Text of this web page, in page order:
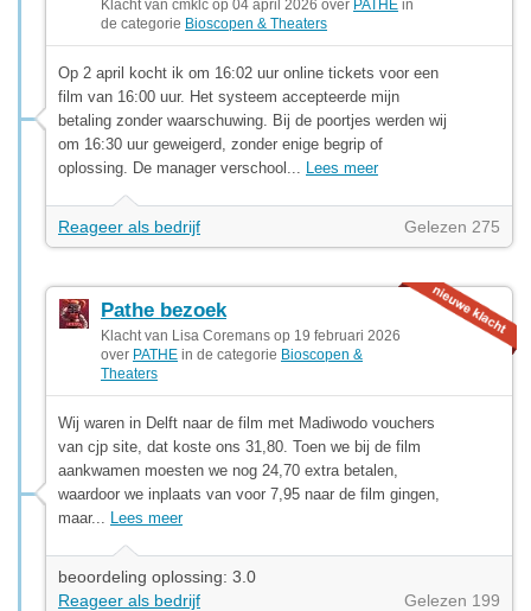
Klacht van cmklc op 04 april 2026 over PATHE in
de categorie Bioscopen & Theaters
Op 2 april kocht ik om 16:02 uur online tickets voor een
film van 16:00 uur. Het systeem accepteerde mijn
betaling zonder waarschuwing. Bij de poortjes werden wij
om 16:30 uur geweigerd, zonder enige begrip of
oplossing. De manager verschool... Lees meer
Reageer als bedrijf Gelezen 275
Pathe bezoek
Klacht van Lisa Coremans op 19 februari 2026
over PATHE in de categorie Bioscopen &
Theaters
Wij waren in Delft naar de film met Madiwodo vouchers
van cjp site, dat koste ons 31,80. Toen we bij de film
aankwamen moesten we nog 24,70 extra betalen,
waardoor we inplaats van voor 7,95 naar de film gingen,
maar... Lees meer
beoordeling oplossing: 3.0
Reageer als bedrijf
Gelezen 199